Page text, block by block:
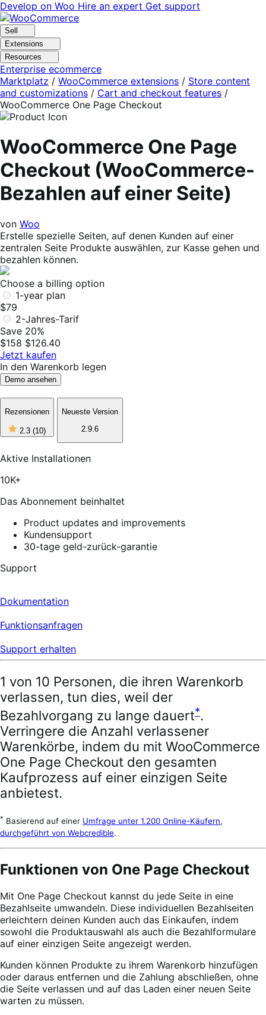
Skip
to
navigation
Skip
to
content
Develop on Woo Hire an expert Get support
Sell
Extensions
Resources
Enterprise ecommerce
Marktplatz / WooCommerce extensions / Store content
and customizations / Cart and checkout features /
WooCommerce One Page Checkout
WooCommerce One Page
Checkout (WooCommerce-
Bezahlen auf einer Seite)
von Woo
Erstelle spezielle Seiten, auf denen Kunden auf einer
zentralen Seite Produkte auswählen, zur Kasse gehen und
bezahlen können.
Choose a billing option
1-year plan
$79
2-Jahres-Tarif
Save 20%
$158 $126.40
Jetzt kaufen
In den Warenkorb legen
Demo ansehen
Rezensionen
2.3 (10)2
out
5
stars,
Neueste Version
2.9.6
Aktive Installationen
10K+
Das Abonnement beinhaltet
Product updates and improvements
Kundensupport
30-tage geld-zurück-garantie
Support
Dokumentation
Funktionsanfragen
Support erhalten
1 von 10 Personen, die ihren Warenkorb
verlassen, tun dies, weil der
Bezahlvorgang zu lange dauert*.
Verringere die Anzahl verlassener
Warenkörbe, indem du mit WooCommerce
One Page Checkout den gesamten
Kaufprozess auf einer einzigen Seite
anbietest.
* Basierend auf einer Umfrage unter 1.200 Online-Käufern,
durchgeführt von Webcredible.
Funktionen von One Page Checkout
Mit One Page Checkout kannst du jede Seite in eine
Bezahlseite umwandeln. Diese individuellen Bezahlseiten
erleichtern deinen Kunden auch das Einkaufen, indem
sowohl die Produktauswahl als auch die Bezahlformulare
auf einer einzigen Seite angezeigt werden.
Kunden können Produkte zu ihrem Warenkorb hinzufügen
oder daraus entfernen und die Zahlung abschließen, ohne
die Seite verlassen und auf das Laden einer neuen Seite
warten zu müssen.